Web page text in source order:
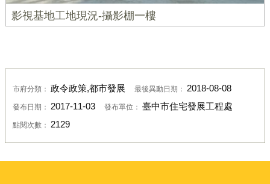
影視基地工地現況-攝影棚一樓
市府分類： 政令政策,都市發展 最後異動日期： 2018-08-08
發布日期： 2017-11-03 發布單位： 臺中市住宅發展工程處
點閱次數： 2129